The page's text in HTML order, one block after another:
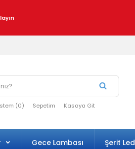
(0) Sepetim Kasaya Git
Gece Lambası Şerit Led